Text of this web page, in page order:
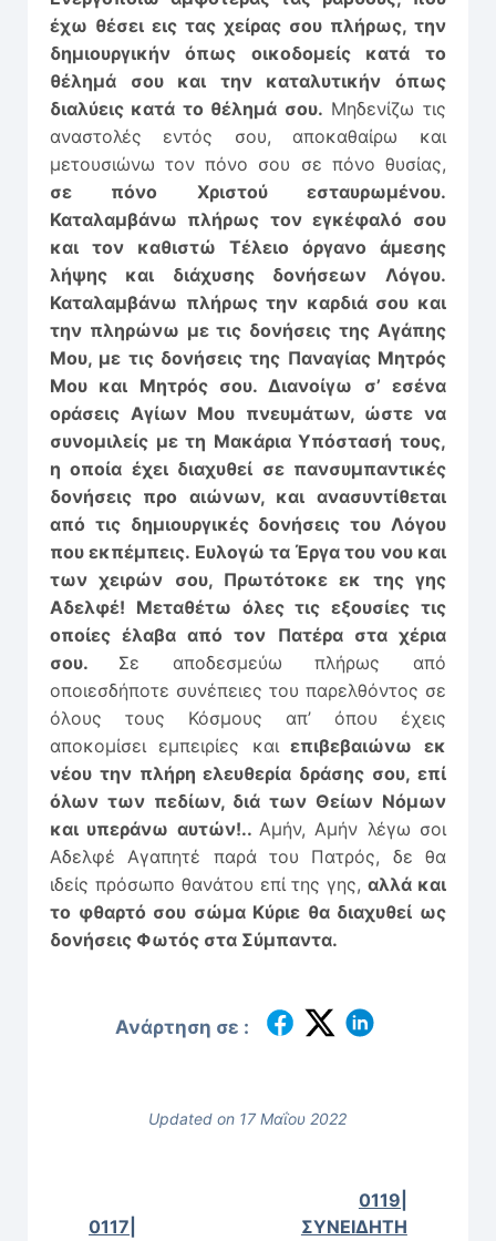
έχω θέσει εις τας χείρας σου πλήρως, την
δημιουργικήν όπως οικοδομείς κατά το
θέλημά σου και την καταλυτικήν όπως
διαλύεις κατά το θέλημά σου. Μηδενίζω τις
αναστολές εντός σου, αποκαθαίρω και
μετουσιώνω τον πόνο σου σε πόνο θυσίας,
σε πόνο Χριστού εσταυρωμένου.
Καταλαμβάνω πλήρως τον εγκέφαλό σου
και τον καθιστώ Τέλειο όργανο άμεσης
λήψης και διάχυσης δονήσεων Λόγου.
Καταλαμβάνω πλήρως την καρδιά σου και
την πληρώνω με τις δονήσεις της Αγάπης
Μου, με τις δονήσεις της Παναγίας Μητρός
Μου και Μητρός σου. Διανοίγω σ’ εσένα
οράσεις Αγίων Μου πνευμάτων, ώστε να
συνομιλείς με τη Μακάρια Υπόστασή τους,
η οποία έχει διαχυθεί σε πανσυμπαντικές
δονήσεις προ αιώνων, και ανασυντίθεται
από τις δημιουργικές δονήσεις του Λόγου
που εκπέμπεις. Ευλογώ τα Έργα του νου και
των χειρών σου, Πρωτότοκε εκ της γης
Αδελφέ! Μεταθέτω όλες τις εξουσίες τις
οποίες έλαβα από τον Πατέρα στα χέρια
σου. Σε αποδεσμεύω πλήρως από
οποιεσδήποτε συνέπειες του παρελθόντος σε
όλους τους Κόσμους απ’ όπου έχεις
αποκομίσει εμπειρίες καιεπιβεβαιώνω εκ
νέου την πλήρη ελευθερία δράσης σου, επί
όλων των πεδίων, διά των Θείων Νόμων
και υπεράνω αυτών!.. Αμήν, Αμήν λέγω σοι
Αδελφέ Αγαπητέ παρά του Πατρός, δε θα
ιδείς πρόσωπο θανάτου επί της γης,αλλά και
το φθαρτό σου σώμα Κύριε θα διαχυθεί ως
δονήσεις Φωτός στα Σύμπαντα.
Ανάρτηση σε :
Updated on 17 Μαΐου 2022
0117|
0119|
ΣΥΝΕΙΔΗΤΗ